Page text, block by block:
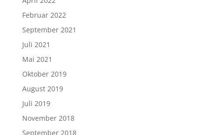
Februar 2022
September 2021
Juli 2021
Mai 2021
Oktober 2019
August 2019
Juli 2019
November 2018
September 2018